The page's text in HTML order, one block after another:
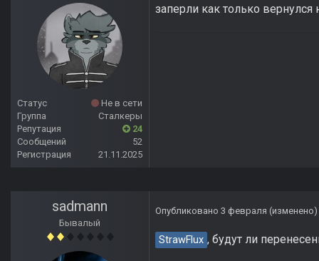
Статус
Не в сети
Группа
Сталкеры
Репутация
24
Сообщений
52
Регистрация
21.11.2025
заперли как только
sadmann
Бывалый
Опубликовано 3 февраля (изменено)
StrawFlux , будут ли